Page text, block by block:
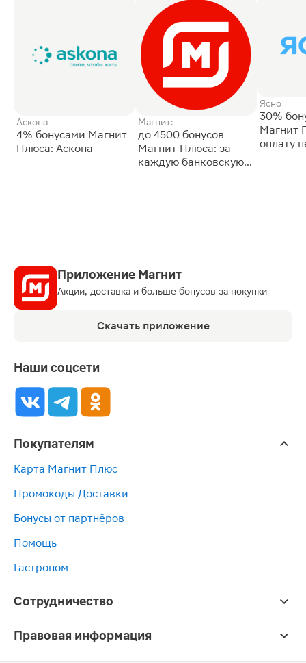
Аскона
4% бонусами Магнит
Плюса: Аскона
Магнит:
до 4500 бонусов
Магнит Плюса: за
каждую банковскую
Ясно
30%
Магнит
оплату
Приложение Магнит
Акции, доставка и больше бонусов за покупки
Скачать приложение
Наши соцсети
Покупателям
Карта Магнит Плюс
Промокоды Доставки
Бонусы от партнёров
Помощь
Гастроном
Сотрудничество
Правовая информация